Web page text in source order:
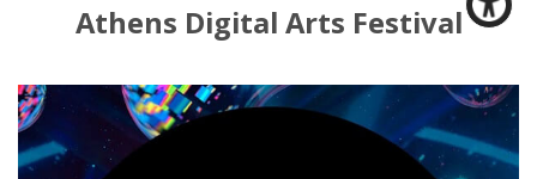
Athens Digital Arts Festival